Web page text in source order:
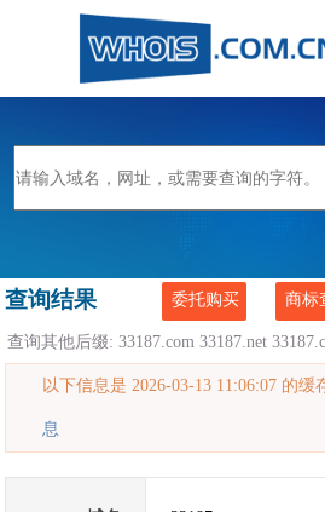
查询结果 委托购买 商标
查询其他后缀:33187.com 33187.net
以下信息是 2026-03-13 11:06:07 的
息